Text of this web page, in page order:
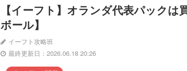
【イーフト】オランダ代表パックは
ボール】
イーフト攻略班
最終更新日：2026.06.18 20:26